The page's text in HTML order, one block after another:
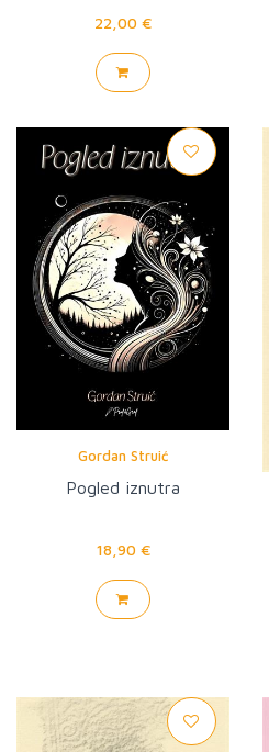
22,00 €
Gordan Struić
Pogled iznutra
18,90 €